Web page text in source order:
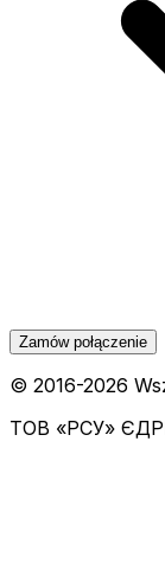
Zamów połączenie
© 2016-2026
ТОВ «РСУ»